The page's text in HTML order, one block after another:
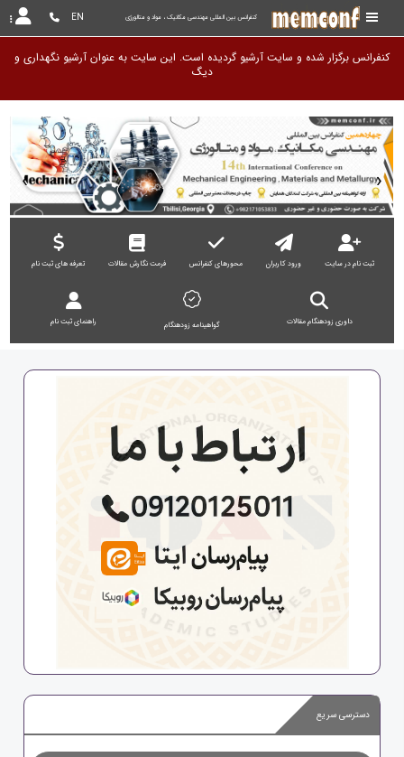
کنفرانس بین المللی مهندسی مکانیک ، مواد و متالورژی EN
کنفرانس برگزار شده و سایت آرشیو گردیده است. این سایت به عنوان آرشیو نگهداری و
دیگر توسط دبیرخانه بروز رسانی نم
‹ ›
ثبت نام در سایت ورود کاربران محورهای کنفرانس فرمت نگارش مقالات تعرفه های ثبت نام
داوری زودهنگام مقالات گواهینامه زودهنگام راهنمای ثبت نام
دسترسی سریع